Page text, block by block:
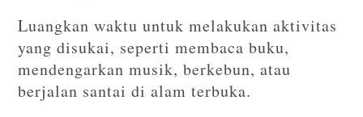
Luangkan waktu untuk melakukan aktivitas
yang disukai, seperti membaca buku,
mendengarkan musik, berkebun, atau
berjalan santai di alam terbuka.